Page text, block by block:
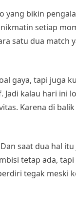
yang bikin
setiap
satu dua match
gaya, tapi juga
kalau hari ini
Karena di
saat dua hal
tetap ada,
tegak meski